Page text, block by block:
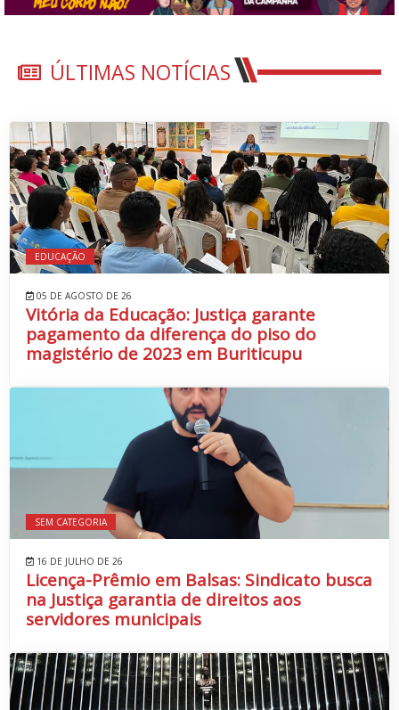
ÚLTIMAS NOTÍCIAS
EDUCAÇÃO
05 DE AGOSTO DE 26
Vitória da Educação: Justiça garante
pagamento da diferença do piso do
magistério de 2023 em Buriticupu
SEM CATEGORIA
16 DE JULHO DE 26
Licença-Prêmio em Balsas: Sindicato busca
na Justiça garantia de direitos aos
servidores municipais